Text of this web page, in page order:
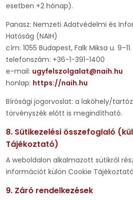
esetben +2 hónap).
Panasz: Nemzeti Adatvédelmi és
Hatóság (NAIH)
cím: 1055 Budapest, Falk Miksa u. 9–11.
telefonszám: +36-1-391-1400
e-mail: ugyfelszolgalat@naih.hu
honlap: https://naih.hu
Bírósági jogorvoslat: a lakóhely/
törvényszék előtt is megindítható.
8. Sütikezelési összefoglaló
Tájékoztató)
A weboldalon alkalmazott sütikről
információt külön Cookie
9. Záró rendelkezések